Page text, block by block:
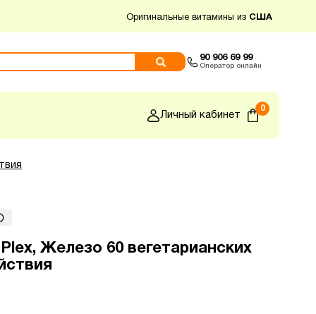
Оригинальные витамины из США
90 906 69 99
Оператор онлайн
Личный кабинет
0
Железо 60 вегетарианских